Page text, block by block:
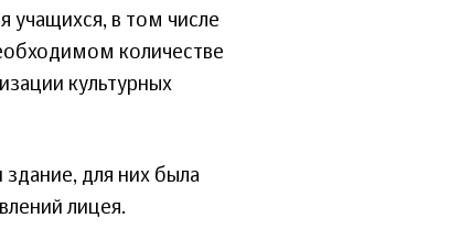
учащихся, в том числе
количестве
культурных
для них была
лицея.